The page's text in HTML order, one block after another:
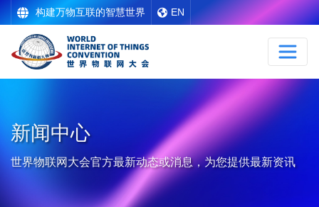
构建万物互联的智慧世界 EN
新闻中心
世界物联网大会官方最新动态或消息，为您提供最新资讯